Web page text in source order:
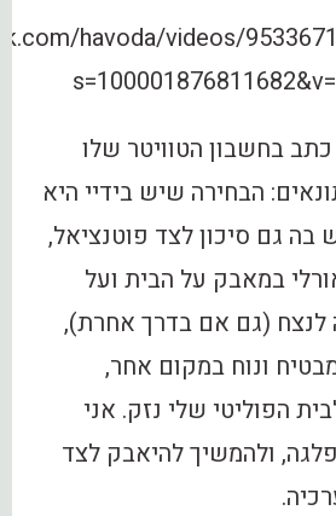
havoda/videos/
בחשבון הטוויטר שלו
‏הבחירה שיש בידיי היא
בה גם סיכון לצד פוטנציאל,
במאבק על הבית ועל
לנצח (גם אם בדרך אחרת),
ונוח במקום אחר,
הפוליטי שלי נזק. אני
ולהמשיך להיאבק לצד